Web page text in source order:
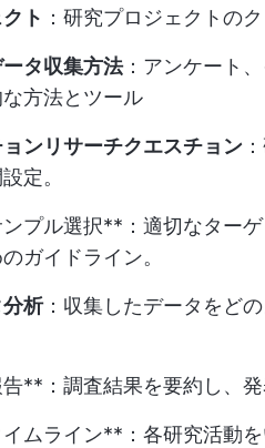
ト ：研究プロジェクトの
タ収集方法：アンケート
方法とツール
ンリサーチクエスチョン
定。
プル選択**：適切なター
ガイドライン。
析：収集したデータをど
告**：調査結果を要約し、
イムライン**：各研究活動